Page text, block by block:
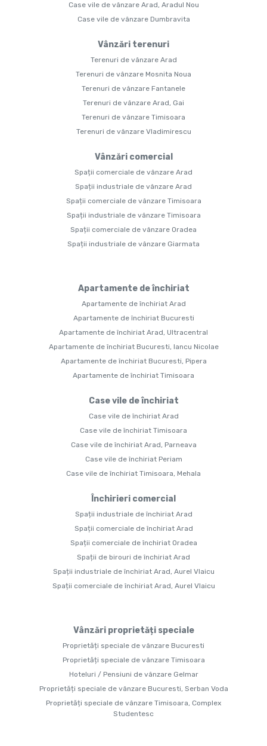
Case vile de vânzare Arad, Aradul Nou
Case vile de vânzare Dumbravita
Vânzări terenuri
Terenuri de vânzare Arad
Terenuri de vânzare Mosnita Noua
Terenuri de vânzare Fantanele
Terenuri de vânzare Arad, Gai
Terenuri de vânzare Timisoara
Terenuri de vânzare Vladimirescu
Vânzări comercial
Spații comerciale de vânzare Arad
Spații industriale de vânzare Arad
Spații comerciale de vânzare Timisoara
Spații industriale de vânzare Timisoara
Spații comerciale de vânzare Oradea
Spații industriale de vânzare Giarmata
Apartamente de închiriat
Apartamente de închiriat Arad
Apartamente de închiriat Bucuresti
Apartamente de închiriat Arad, Ultracentral
Apartamente de închiriat Bucuresti, Iancu Nicolae
Apartamente de închiriat Bucuresti, Pipera
Apartamente de închiriat Timisoara
Case vile de închiriat
Case vile de închiriat Arad
Case vile de închiriat Timisoara
Case vile de închiriat Arad, Parneava
Case vile de închiriat Periam
Case vile de închiriat Timisoara, Mehala
Închirieri comercial
Spații industriale de închiriat Arad
Spații comerciale de închiriat Arad
Spații comerciale de închiriat Oradea
Spații de birouri de închiriat Arad
Spații industriale de închiriat Arad, Aurel Vlaicu
Spații comerciale de închiriat Arad, Aurel Vlaicu
Vânzări proprietăți speciale
Proprietăți speciale de vânzare Bucuresti
Proprietăți speciale de vânzare Timisoara
Hoteluri / Pensiuni de vânzare Gelmar
Proprietăți speciale de vânzare Bucuresti, Serban Voda
Proprietăți speciale de vânzare Timisoara, Complex
Studentesc